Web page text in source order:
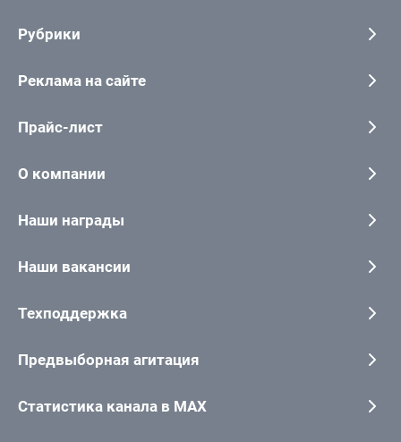
Рубрики
Реклама на сайте
Прайс-лист
О компании
Наши награды
Наши вакансии
Техподдержка
Предвыборная агитация
Статистика канала в MAX